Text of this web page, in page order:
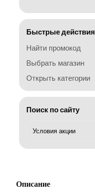
Быстрые действия
Найти промокод
Выбрать магазин
Открыть категории
Поиск по сайту
Описание